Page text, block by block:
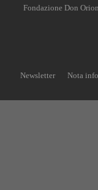
Fondazione Don
Newsletter Nota